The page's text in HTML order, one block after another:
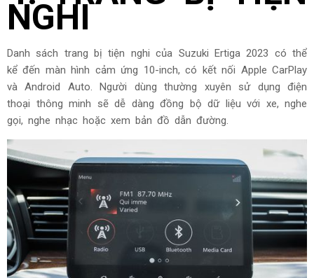
NGHI
Danh sách trang bị tiện nghi của Suzuki Ertiga 2023 có thể
kể đến màn hình cảm ứng 10-inch, có kết nối Apple CarPlay
và Android Auto. Người dùng thường xuyên sử dụng điện
thoại thông minh sẽ dễ dàng đồng bộ dữ liệu với xe, nghe
gọi, nghe nhạc hoặc xem bản đồ dẫn đường.